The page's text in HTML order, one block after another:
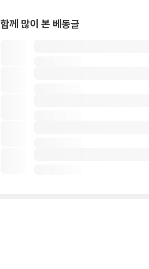
함께 많이 본 베동글